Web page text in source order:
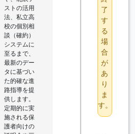
ストの活用
法、私立高
校の個別相
談（確約）
システムに
至るまで、
最新のデー
タに基づい
た的確な進
路指導を提
供します。
定期的に実
施される保
護者向けの
了
す
る
場
合
が
あ
り
ま
す。